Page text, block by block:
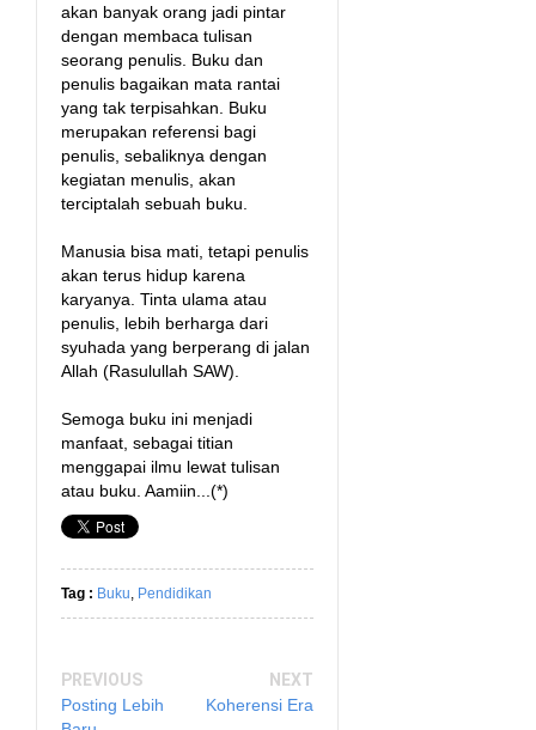
akan banyak orang jadi pintar
dengan membaca tulisan
seorang penulis. Buku dan
penulis bagaikan mata rantai
yang tak terpisahkan. Buku
merupakan referensi bagi
penulis, sebaliknya dengan
kegiatan menulis, akan
terciptalah sebuah buku.
Manusia bisa mati, tetapi penulis
akan terus hidup karena
karyanya. Tinta ulama atau
penulis, lebih berharga dari
syuhada yang berperang di jalan
Allah (Rasulullah SAW).
Semoga buku ini menjadi
manfaat, sebagai titian
menggapai ilmu lewat tulisan
atau buku. Aamiin...(*)
Tag : Buku Pendidikan
PREVIOUS
Posting Lebih
NEXT
Koherensi Era